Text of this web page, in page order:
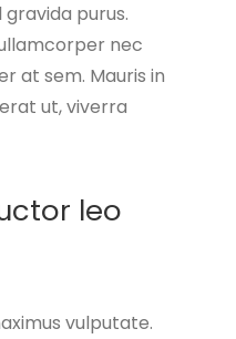
purus.
nec
at sem. Mauris in
ut, viverra
leo
vulputate.